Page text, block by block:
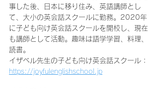
事した後、日本に移り住み、英語講師とし
て、大小の英会話スクールに勤務。2020年
に子ども向け英会話スクールを開校し、現在
も講師として活動。趣味は語学学習、料理、
読書。
イザベル先生の子ども向け英会話スクール：
https://joyfulenglishschool.jp